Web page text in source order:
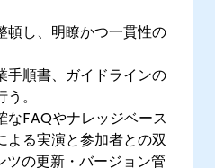
頓し、明瞭かつ一貫性の
手順書、ガイドラインの
。
なFAQやナレッジベース
ツの更新・バージョン管
よる実演と参加者との双